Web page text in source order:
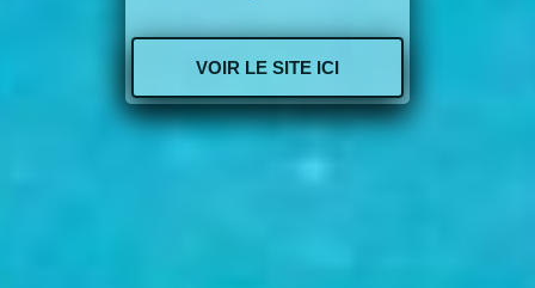
VOIR LE SITE ICI